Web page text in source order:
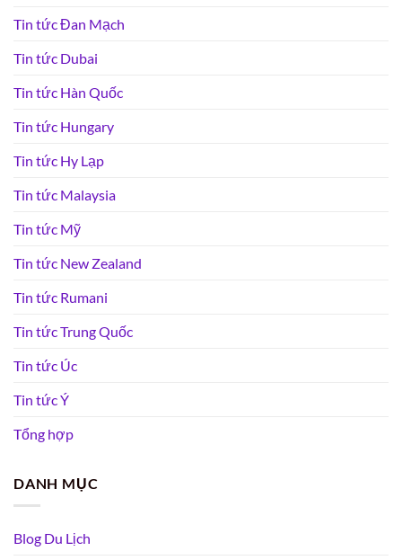
Tin tức Đan Mạch
Tin tức Dubai
Tin tức Hàn Quốc
Tin tức Hungary
Tin tức Hy Lạp
Tin tức Malaysia
Tin tức Mỹ
Tin tức New Zealand
Tin tức Rumani
Tin tức Trung Quốc
Tin tức Úc
Tin tức Ý
Tổng hợp
DANH MỤC
Blog Du Lịch